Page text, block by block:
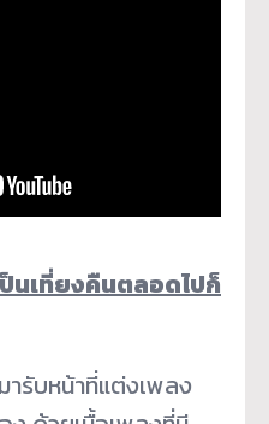
ป็นเที่ยงคืนตลอดไปก็
รับหน้าที่แต่งเพลง